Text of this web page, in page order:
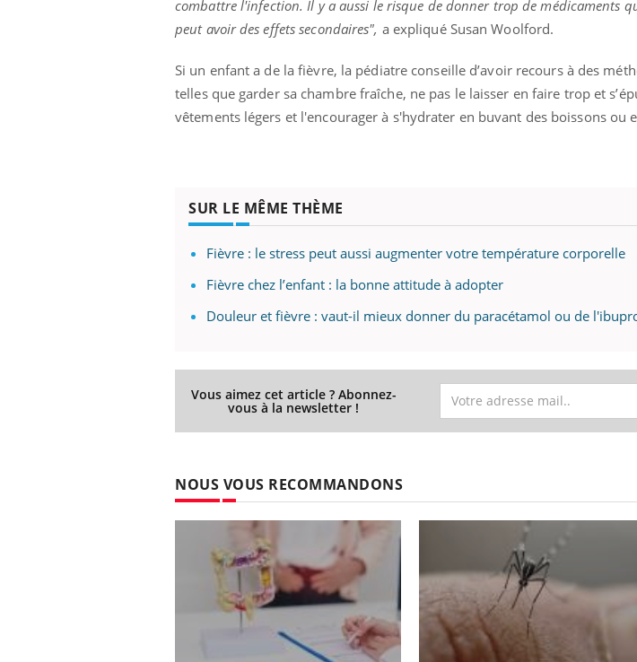
combattre l'infection. Il y a aussi le risque de donner trop de médicaments
peut avoir des effets secondaires", a expliqué Susan Woolford.
Si un enfant a de la fièvre, la pédiatre conseille d’avoir recours à des
telles que garder sa chambre fraîche, ne pas le laisser en faire trop et
vêtements légers et l'encourager à s'hydrater en buvant des boissons ou
SUR LE MÊME THÈME
Fièvre : le stress peut aussi augmenter votre température corporelle
Fièvre chez l’enfant : la bonne attitude à adopter
Douleur et fièvre : vaut-il mieux donner du paracétamol ou de
Vous aimez cet article ? Abonnez-
vous à la newsletter !
NOUS VOUS RECOMMANDONS